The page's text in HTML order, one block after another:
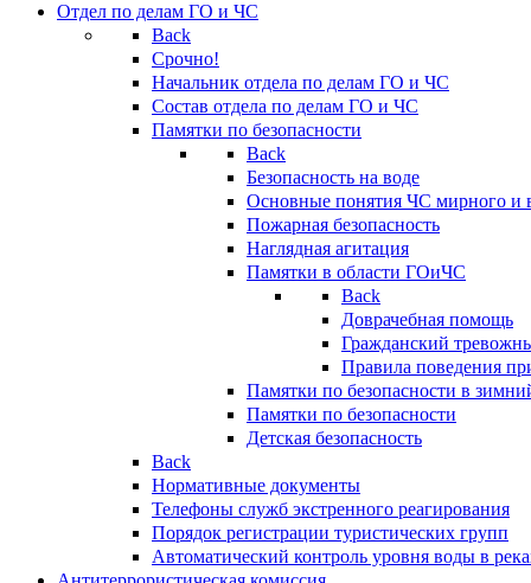
Отдел по делам ГО и ЧС
Back
Срочно!
Начальник отдела по делам ГО и ЧС
Состав отдела по делам ГО и ЧС
Памятки по безопасности
Back
Безопасность на воде
Основные понятия ЧС мирного и
Пожарная безопасность
Наглядная агитация
Памятки в области ГОиЧС
Back
Доврачебная помощь
Гражданский
Правила поведения
Памятки по безопасности в
Памятки по безопасности
Детская безопасность
Back
Нормативные документы
Телефоны служб экстренного реагирования
Порядок регистрации туристических групп
Автоматический контроль уровня воды в